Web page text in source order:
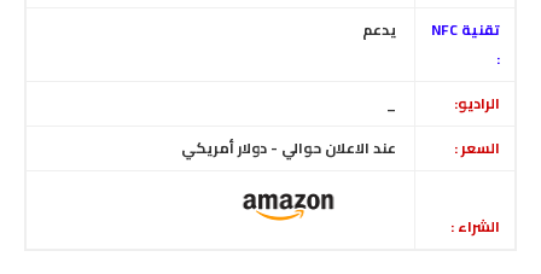
تقنية NFC
:
يدعم
الراديو:
السعر :
عند الاعلان حوالي - دولار أمريكي
الشراء :